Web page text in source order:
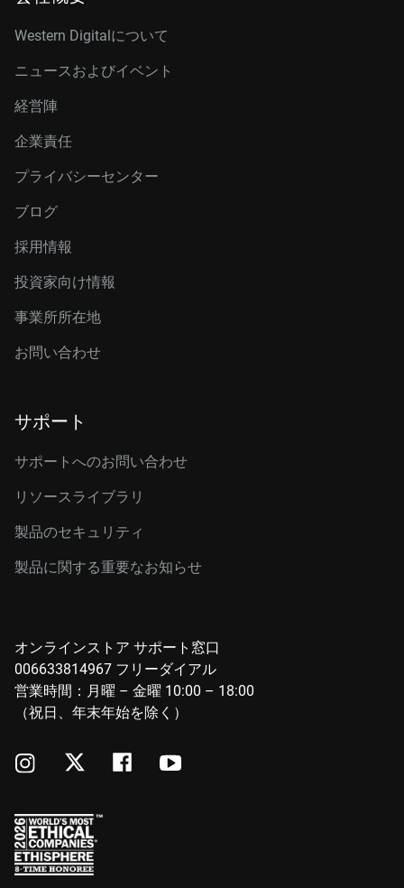
Western Digitalについて
ニュースおよびイベント
経営陣
企業責任
プライバシーセンター
ブログ
採用情報
投資家向け情報
事業所所在地
お問い合わせ
サポート
サポートへのお問い合わせ
リソースライブラリ
製品のセキュリティ
製品に関する重要なお知らせ
オンラインストア サポート窓口
006633814967 フリーダイアル
営業時間：月曜 – 金曜 10:00 – 18:00
（祝日、年末年始を除く）